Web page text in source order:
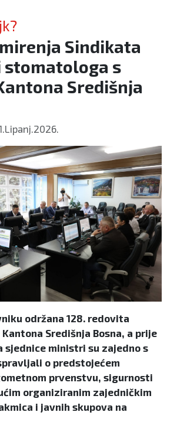
Sindikata
stomatologa s
Središnja
održana 128. redovita
Središnja Bosna, a prije
sjednice ministri su zajedno s
o predstojećem
prvenstvu, sigurnosti
organiziranim zajedničkim
i javnih skupova na